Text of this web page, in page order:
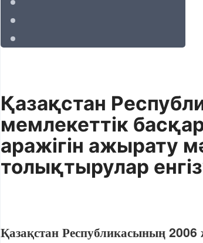
Қазақстан
мемлекеттік
аражігін ажырату
толықтырулар
Қазақстан Республикасының